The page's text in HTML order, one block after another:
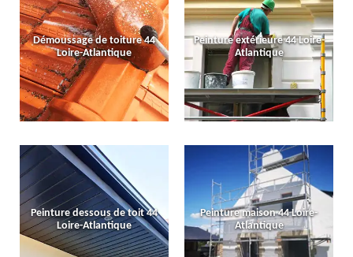
Démoussage de toiture 44
Loire-Atlantique
Peinture extérieure 44 Loire-
Atlantique
Peinture dessous de toit 44
Loire-Atlantique
Peinture maison 44 Loire-
Atlantique